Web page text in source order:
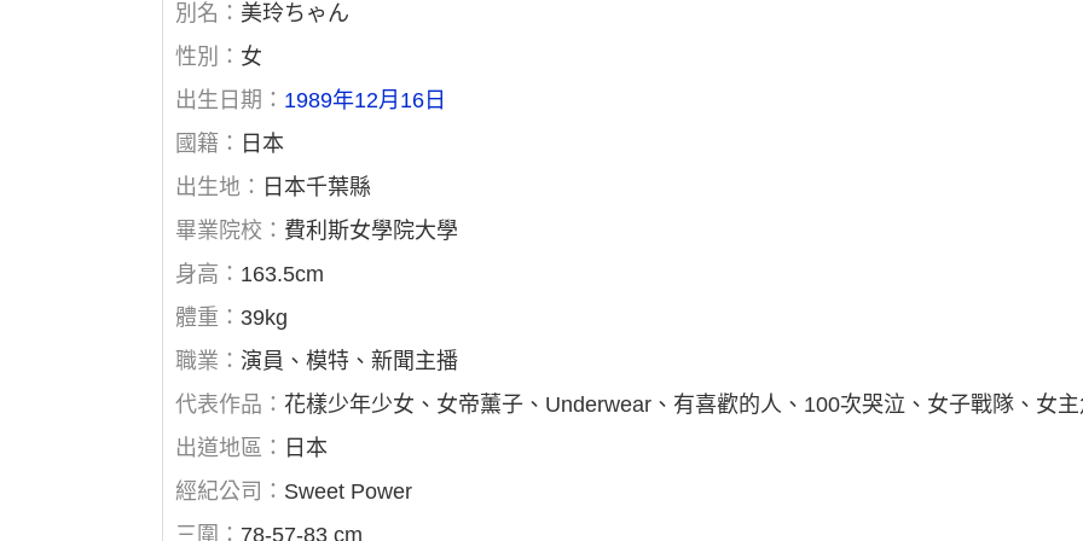
別名： 美玲ちゃん
性別： 女
出生日期： 1989年12月16日
國籍： 日本
出生地： 日本千葉縣
畢業院校： 費利斯女學院大學
身高： 163.5cm
體重： 39kg
職業：演員、模特、新聞主播
代表作品：花樣少年少女、女帝薰子、Underwear、有喜歡的人、100次哭泣、女子戰隊、女
出道地區： 日本
經紀公司： Sweet Power
三圍： 78-57-83 cm